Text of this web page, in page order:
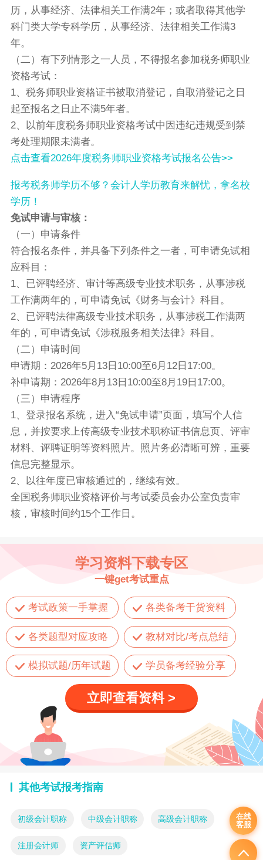
历，从事经济、法律相关工作满2年；或者取得其他学
科门类大学专科学历，从事经济、法律相关工作满3
年。
（二）有下列情形之一人员，不得报名参加税务师职业
资格考试：
1、税务师职业资格证书被取消登记，自取消登记之日
起至报名之日止不满5年者。
2、以前年度税务师职业资格考试中因违纪违规受到禁
考处理期限未满者。
点击查看2026年度税务师职业资格考试报名公告>>
报考税务师学历不够？会计人学历教育来解忧，拿名校
学历！
免试申请与审核：
（一）申请条件
符合报名条件，并具备下列条件之一者，可申请免试相
应科目：
1、已评聘经济、审计等高级专业技术职务，从事涉税
工作满两年的，可申请免试《财务与会计》科目。
2、已评聘法律高级专业技术职务，从事涉税工作满两
年的，可申请免试《涉税服务相关法律》科目。
（二）申请时间
申请期：2026年5月13日10:00至6月12日17:00。
补申请期：2026年8月13日10:00至8月19日17:00。
（三）申请程序
1、登录报名系统，进入“免试申请”页面，填写个人信
息，并按要求上传高级专业技术职称证书信息页、评审
材料、评聘证明等资料照片。照片务必清晰可辨，重要
信息完整显示。
2、以往年度已审核通过的，继续有效。
全国税务师职业资格评价与考试委员会办公室负责审
核，审核时间约15个工作日。
学习资料下载专区
一键get考试重点
考试政策一手掌握 各类备考干货资料
各类题型对应攻略 教材对比/考点总结
模拟试题/历年试题 学员备考经验分享
立即查看资料 >
其他考试报考指南
初级会计职称 中级会计职称 高级会计职称
注册会计师 资产评估师
在线
客服